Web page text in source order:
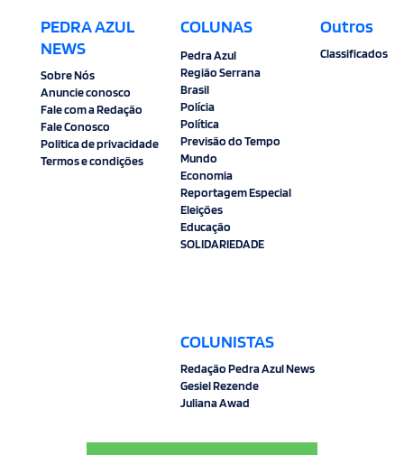
PEDRA AZUL
NEWS
Sobre Nós
Anuncie conosco
Fale com a Redação
Fale Conosco
Politica de privacidade
Termos e condições
COLUNAS
Pedra Azul
Região Serrana
Brasil
Polícia
Política
Previsão do Tempo
Mundo
Economia
Reportagem Especial
Eleições
Educação
SOLIDARIEDADE
COLUNISTAS
Redação Pedra Azul News
Gesiel Rezende
Juliana Awad
Outros
Classificados